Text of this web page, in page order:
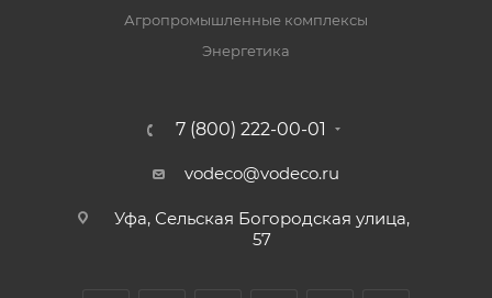
Агропромышленные комплексы
Энергетика
7 (800) 222-00-01
vodeco@vodeco.ru
Уфа, Сельская Богородская улица,
57